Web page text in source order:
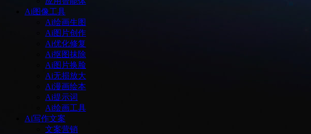
Ai图像工具
Ai绘画生图
Ai图片创作
Ai优化修复
Ai抠图抹除
Ai图片换脸
Ai无损放大
Ai漫画绘本
Ai提示词
Ai绘画工具
Ai写作文案
文案营销